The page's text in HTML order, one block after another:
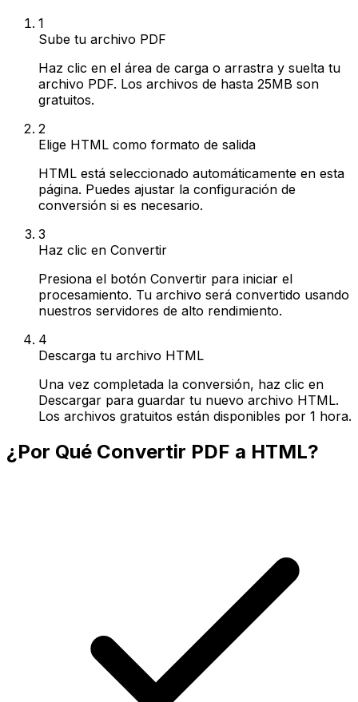
1
Sube tu archivo PDF
Haz clic en el área de carga o arrastra y suelta tu
archivo PDF. Los archivos de hasta 25MB son
gratuitos.
2
Elige HTML como formato de salida
HTML está seleccionado automáticamente en esta
página. Puedes ajustar la configuración de
conversión si es necesario.
3
Haz clic en Convertir
Presiona el botón Convertir para iniciar el
procesamiento. Tu archivo será convertido usando
nuestros servidores de alto rendimiento.
4
Descarga tu archivo HTML
Una vez completada la conversión, haz clic en
Descargar para guardar tu nuevo archivo HTML.
Los archivos gratuitos están disponibles por 1 hora.
¿Por Qué Convertir PDF a HTML?